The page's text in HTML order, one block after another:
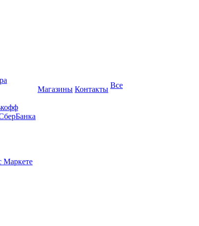
Маркете
Магазины Контакты Все